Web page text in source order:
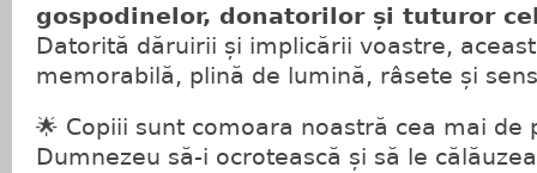
gospodinelor, donatorilor și tuturor
Datorită dăruirii și implicării voastre,
memorabilă, plină de lumină, râsete și
🌟 Copiii sunt comoara noastră cea mai de
Dumnezeu să-i ocrotească și să le